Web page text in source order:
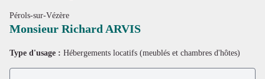
Pérols-sur-Vézère
Monsieur Richard ARVIS
Type d'usage : Hébergements locatifs (meublés et chambres d'hôtes)